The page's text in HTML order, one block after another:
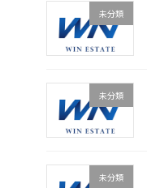
未分類
未分類
未分類